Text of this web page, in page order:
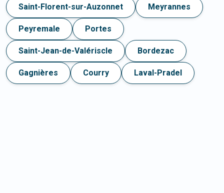
Saint-Florent-sur-Auzonnet Meyrannes
Peyremale Portes
Saint-Jean-de-Valériscle Bordezac
Gagnières Courry Laval-Pradel